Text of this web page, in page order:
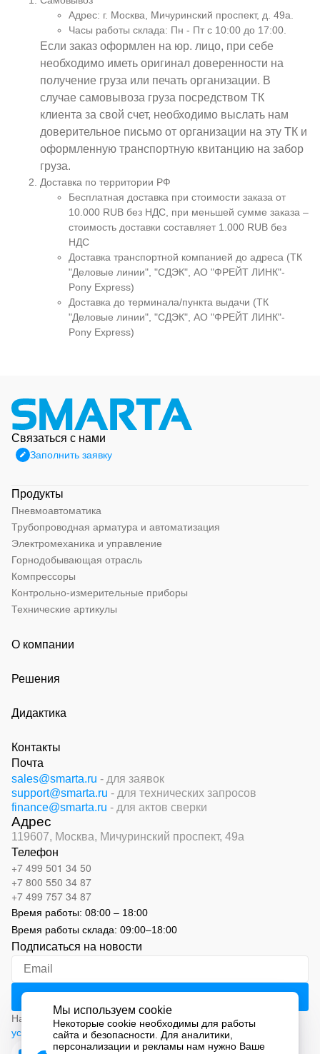
Адрес: г. Москва, Мичуринский проспект, д. 49а.
Часы работы склада: Пн - Пт с 10:00 до 17:00.
Если заказ оформлен на юр. лицо, при себе
необходимо иметь оригинал доверенности на
получение груза или печать организации. В
случае самовывоза груза посредством ТК
клиента за свой счет, необходимо выслать нам
доверительное письмо от организации на эту ТК и
оформленную транспортную квитанцию на забор
груза.
Доставка по территории РФ
Бесплатная доставка при стоимости заказа от
10.000 RUB без НДС, при меньшей сумме заказа –
стоимость доставки составляет 1.000 RUB без
НДС
Доставка транспортной компанией до адреса (ТК
"Деловые линии", "СДЭК", АО "ФРЕЙТ ЛИНК"-
Pony Express)
Доставка до терминала/пункта выдачи (ТК
"Деловые линии", "СДЭК", АО "ФРЕЙТ ЛИНК"-
Pony Express)
Связаться с нами
Заполнить заявку
Продукты
Пневмоавтоматика
Трубопроводная арматура и автоматизация
Электромеханика и управление
Горнодобывающая отрасль
Компрессоры
Контрольно-измерительные приборы
Технические артикулы
О компании
Решения
Дидактика
Контакты
Почта
sales@smarta.ru - для заявок
support@smarta.ru - для технических запросов
finance@smarta.ru - для актов сверки
Адрес
119607, Москва, Мичуринский проспект, 49а
Телефон
+7 499 501 34 50
+7 800 550 34 87
+7 499 757 34 87
Время работы: 08:00 – 18:00
Время работы склада: 09:00–18:00
Подписаться на новости
Нажимая на кнопку «Подписаться», вы соглашаетесь с
условиями обработки персональных данных
Мы используем cookie
Некоторые cookie необходимы для работы
сайта и безопасности. Для аналитики,
персонализации и рекламы нам нужно Ваше